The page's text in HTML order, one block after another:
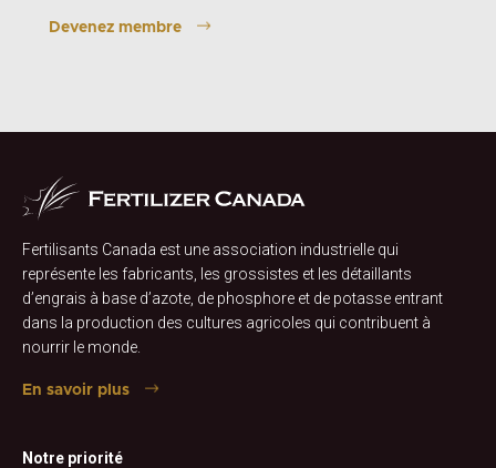
Devenez membre
Fertilisants Canada est une association industrielle qui
représente les fabricants, les grossistes et les détaillants
d’engrais à base d’azote, de phosphore et de potasse entrant
dans la production des cultures agricoles qui contribuent à
nourrir le monde.
En savoir plus
Notre priorité